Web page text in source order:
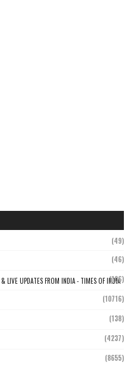
(49)
(46)
LIVE UPDATES FROM INDIA - TIMES OF INDIA
(106)
(10716)
(138)
(4237)
(8655)